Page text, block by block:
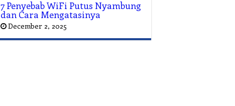
7 Penyebab WiFi Putus Nyambung
dan Cara Mengatasinya
December 2, 2025